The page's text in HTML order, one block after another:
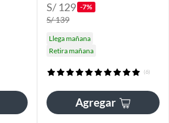
S/ 129 -7%
S/ 139
Llega mañana
Retira mañana
(6)
Agregar